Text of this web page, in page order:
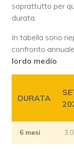
soprattutto per
durata.
In tabella sono
confronto
lordo medio
DURATA
6 mesi